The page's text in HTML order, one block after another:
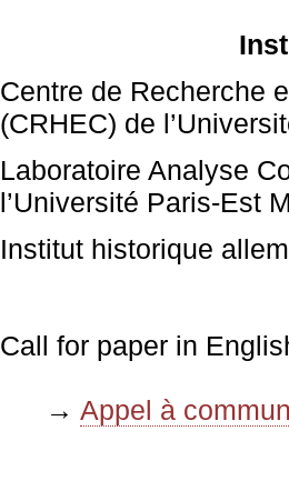
Centre de Recherche
(CRHEC) de
Laboratoire Analyse
l’Université Paris-Est
Institut historique
Call for paper in
→ Appel à